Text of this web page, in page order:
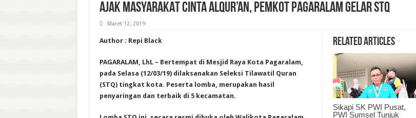
AJAK MASYARAKAT CINTA ALQUR’AN, PEMKOT PAGARALAM GELAR STQ
Maret 12, 2019
Related Articles
Sikapi SK PWI Pusat,
PWI Sumsel Tunjuk
Author : Repi Black
PAGARALAM, LhL – Bertempat di Mesjid Raya Kota Pagaralam,
pada Selasa (12/03/19) dilaksanakan Seleksi Tilawatil Quran
(STQ) tingkat kota. Peserta lomba, merupakan hasil
penyaringan dan terbaik di 5 kecamatan.